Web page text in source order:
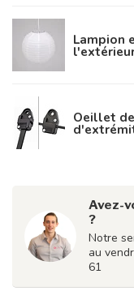
Lampion
Oeillet
Avez-
?
Notre
au
61